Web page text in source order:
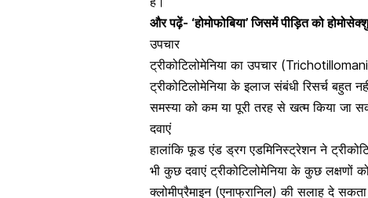
और पढ़ें- ‘होमोफोबिया’ जिसमें पीड़ित को
उपचार
ट्रीकोटिलोमेनिया का उपचार
ट्रीकोटिलोमेनिया के इलाज संबंधी रिसर्च
समस्या को कम या पूरी तरह से खत्म किया जा
दवाएं
हालांकि फूड एंड ड्रग एडमिनिस्ट्रेशन ने
भी कुछ दवाएं ट्रीकोटिलोमेनिया के कुछ
क्लोमीप्रैमाइन (एनाफ्रानिल) की सलाह दे